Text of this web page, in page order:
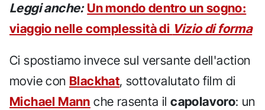
Leggi anche: Un mondo dentro un sogno:
viaggio nelle complessità di Vizio di forma
Ci spostiamo invece sul versante dell'action
movie con Blackhat, sottovalutato film di
Michael Mann che rasenta ilcapolavoro: un